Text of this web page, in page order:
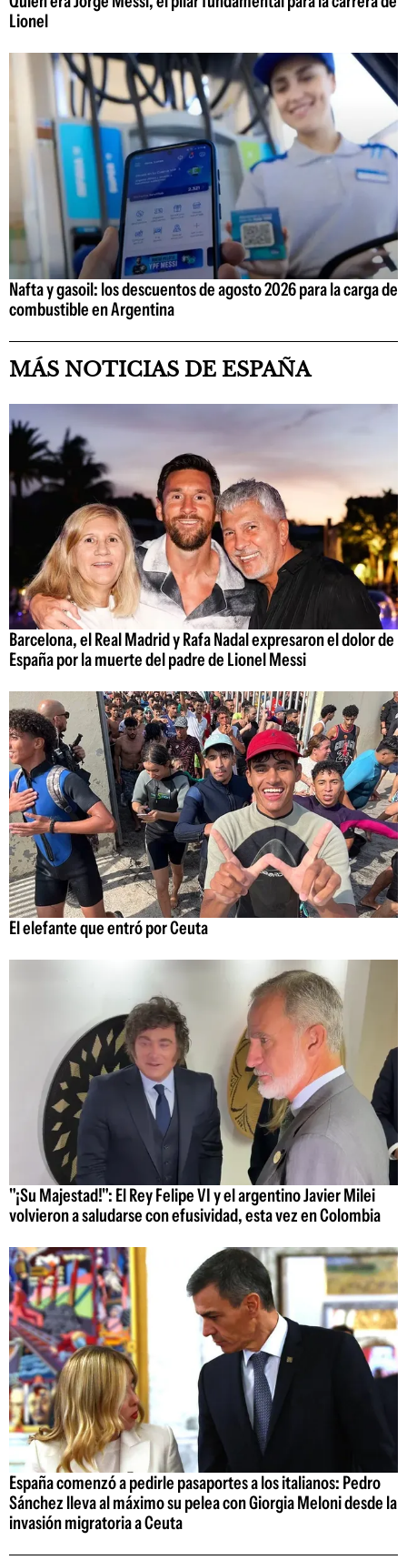
Lionel
Nafta y gasoil: los descuentos de agosto 2026 para la carga de
combustible en Argentina
MÁS NOTICIAS DE ESPAÑA
Barcelona, el Real Madrid y Rafa Nadal expresaron el dolor de
España por la muerte del padre de Lionel Messi
El elefante que entró por Ceuta
"¡Su Majestad!": El Rey Felipe VI y el argentino Javier Milei
volvieron a saludarse con efusividad, esta vez en Colombia
España comenzó a pedirle pasaportes a los italianos: Pedro
Sánchez lleva al máximo su pelea con Giorgia Meloni desde la
invasión migratoria a Ceuta